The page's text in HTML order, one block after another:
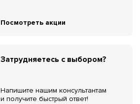
Посмотреть акции
Затрудняетесь с выбором?
Напишите нашим консультантам
и получите быстрый ответ!